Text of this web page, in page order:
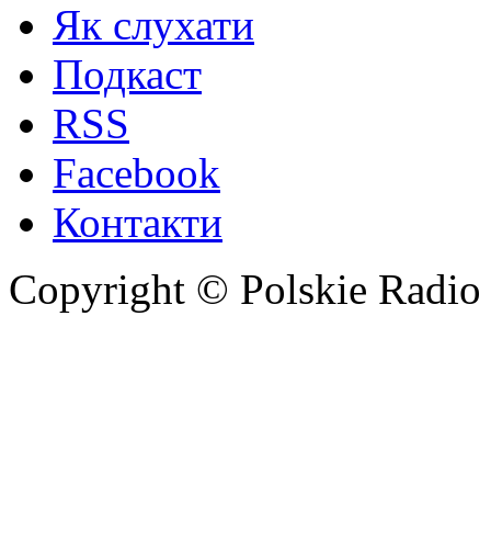
Як слухати
Подкаст
RSS
Facebook
Контакти
Copyright © Polskie